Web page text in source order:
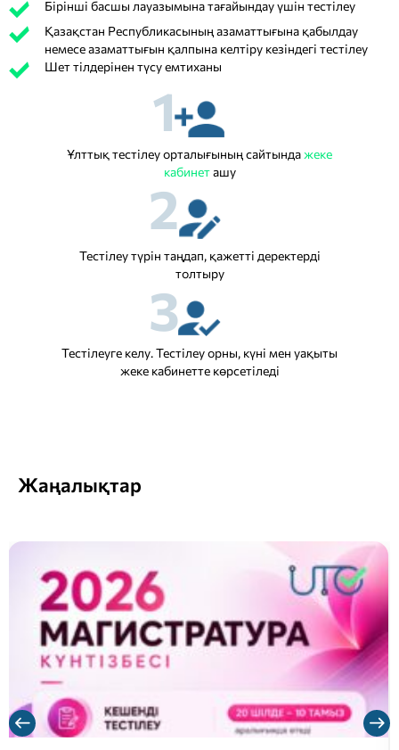
Бірінші басшы лауазымына тағайындау үшін тестілеу
Қазақстан Республикасының азаматтығына қабылдау
немесе азаматтығын қалпына келтіру кезіндегі тестілеу
Шет тілдерінен түсу емтиханы
1
Ұлттық тестілеу орталығының сайтындажеке
кабинеташу
2
Тестілеу түрін таңдап, қажетті деректерді
толтыру
3
Тестілеуге келу. Тестілеу орны, күні мен уақыты
жеке кабинетте көрсетіледі
Жаңалықтар